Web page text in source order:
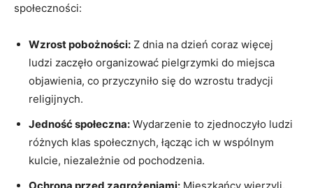
społeczności:
Wzrost pobożności: Z dnia na‍ dzień coraz więcej
ludzi zaczęło organizować pielgrzymki do miejsca
objawienia, ​co⁤ przyczyniło się do wzrostu tradycji
religijnych.
Jedność społeczna: Wydarzenie to zjednoczyło ludzi
różnych klas społecznych, łącząc ich w wspólnym
kulcie, niezależnie od pochodzenia.